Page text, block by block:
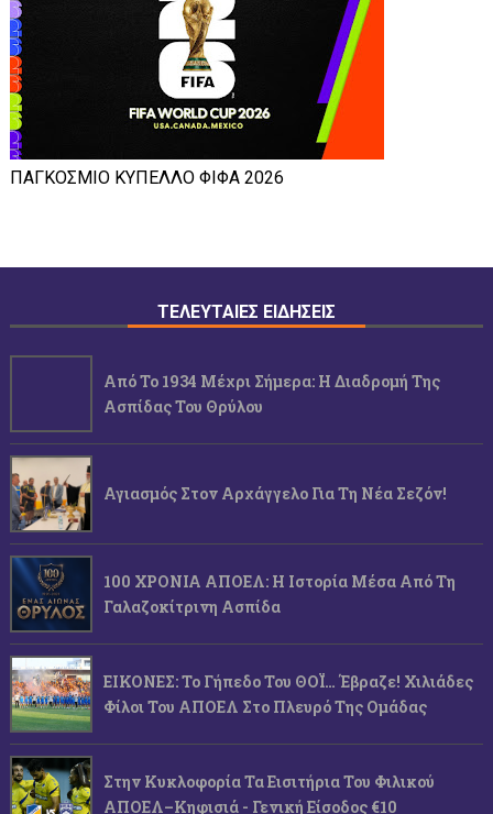
ΠΑΓΚΟΣΜΙΟ ΚΥΠΕΛΛΟ ΦΙΦΑ 2026
ΤΕΛΕΥΤΑΙΕΣ ΕΙΔΗΣΕΙΣ
Από Το 1934 Μέχρι Σήμερα: Η Διαδρομή Της
Ασπίδας Του Θρύλου
Αγιασμός Στον Αρχάγγελο Για Τη Νέα Σεζόν!
100 ΧΡΟΝΙΑ ΑΠΟΕΛ: Η Ιστορία Μέσα Από Τη
Γαλαζοκίτρινη Ασπίδα
ΕΙΚΟΝΕΣ: Το Γήπεδο Του ΘΟΪ… Έβραζε! Χιλιάδες
Φίλοι Του ΑΠΟΕΛ Στο Πλευρό Της Ομάδας
Στην Κυκλοφορία Τα Εισιτήρια Του Φιλικού
ΑΠΟΕΛ–Κηφισιά - Γενική Είσοδος €10